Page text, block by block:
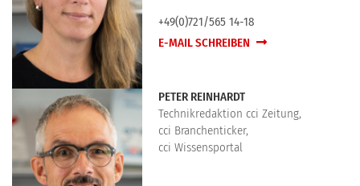
+49(0)721/565 14-18
E-MAIL SCHREIBEN
PETER REINHARDT
Technikredaktion cci Zeitung,
cci Branchenticker,
cci Wissensportal